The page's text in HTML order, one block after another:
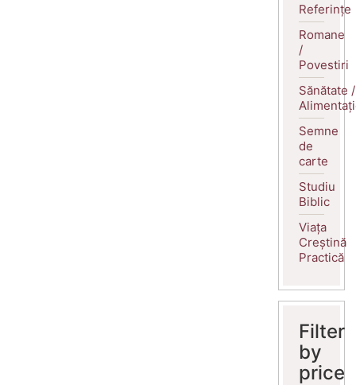
Referințe
Romane
/
Povestiri
Sănătate /
Semne
de
carte
Studiu
Biblic
Viața
Creștină
Practică
Filter
by
price